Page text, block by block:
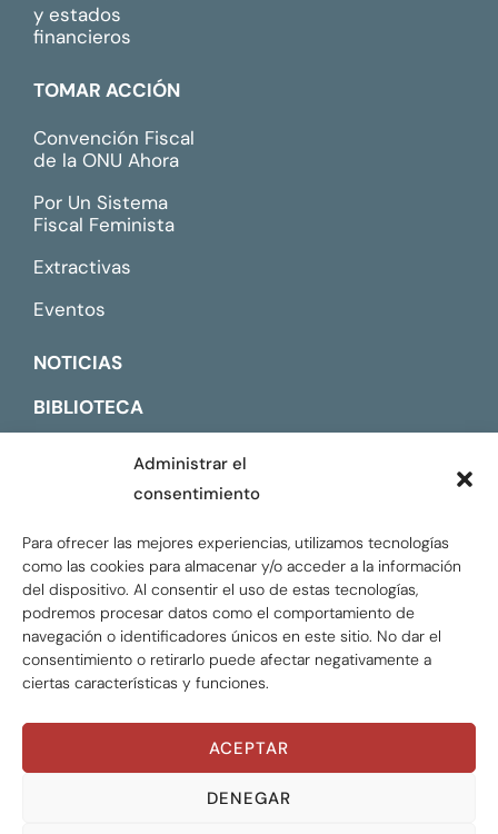
Administrar el
consentimiento
Para ofrecer las mejores experiencias, utilizamos tecnologías
como las cookies para almacenar y/o acceder a la información
del dispositivo. Al consentir el uso de estas tecnologías,
podremos procesar datos como el comportamiento de
navegación o identificadores únicos en este sitio. No dar el
consentimiento o retirarlo puede afectar negativamente a
ciertas características y funciones.
ACEPTAR
DENEGAR
y estados
financieros
TOMAR ACCIÓN
Convención Fiscal
de la ONU Ahora
Por Un Sistema
Fiscal Feminista
Extractivas
Eventos
NOTICIAS
BIBLIOTECA
Global Tax Justice © 2026. Todos los derechos
Privacy policy